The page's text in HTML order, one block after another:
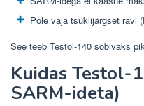
Pole vaja tsüklijärgset ravi
See teeb Testol-140 sobivaks
Kuidas Testol-
SARM-ideta)